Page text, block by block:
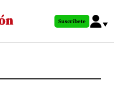
Suscríbete